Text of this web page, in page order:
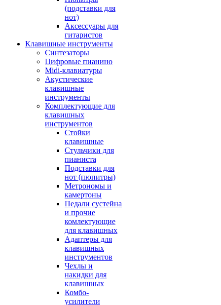
(подставки для
нот)
Аксессуары для
гитаристов
Клавишные инструменты
Синтезаторы
Цифровые пианино
Midi-клавиатуры
Акустические
клавишные
инструменты
Комплектующие для
клавишных
инструментов
Стойки
клавишные
Стульчики для
пианиста
Подставки для
нот (пюпитры)
Метрономы и
камертоны
Педали сустейна
и прочие
комлектующие
для клавишных
Адаптеры для
клавишных
инструментов
Чехлы и
накидки для
клавишных
Комбо-
усилители